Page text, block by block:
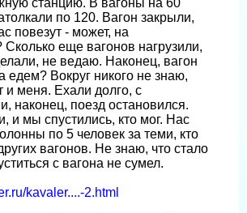
станцию. В вагоны на 60
по 120. Вагон закрыли,
повезут - может, на
Сколько еще вагонов нагрузили,
не ведаю. Наконец, вагон
едем? Вокруг никого не знаю,
и меня. Ехали долго, с
наконец, поезд остановился.
и мы спустились, кто мог. Нас
по 5 человек за теми, кто
вагонов. Не знаю, что стало
с вагона не сумел.
kavaler....-2.html